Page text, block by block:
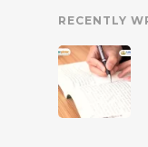
RECENTLY